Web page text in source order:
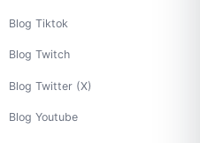
Blog Tiktok
Blog Twitch
Blog Twitter (X)
Blog Youtube